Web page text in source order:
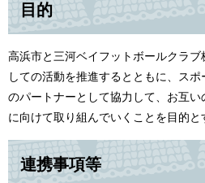
目的
高浜市と三河ベイフットボールクラ
しての活動を推進するとともに、ス
のパートナーとして協力して、お互
に向けて取り組んでいくことを目的と
連携事項等